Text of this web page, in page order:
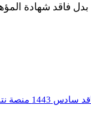
المؤهل، إضافةً
نتائجي